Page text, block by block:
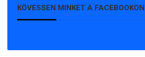
KÖVESSEN MINKET A FACEBOOKON